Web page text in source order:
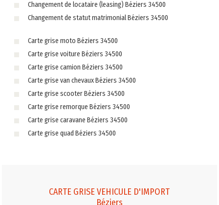
Changement de locataire (leasing) Béziers 34500
Changement de statut matrimonial Béziers 34500
Carte grise moto Béziers 34500
Carte grise voiture Béziers 34500
Carte grise camion Béziers 34500
Carte grise van chevaux Béziers 34500
Carte grise scooter Béziers 34500
Carte grise remorque Béziers 34500
Carte grise caravane Béziers 34500
Carte grise quad Béziers 34500
CARTE GRISE VEHICULE D'IMPORT
Béziers